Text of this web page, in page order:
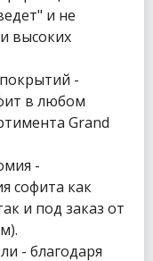
и не
высоких
-
в любом
Grand
-
софита как
и под заказ от
- благодаря